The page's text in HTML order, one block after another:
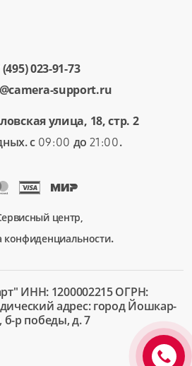
(495) 023-91-73
support.ru
улица, 18, стр. 2
с 09:00 до 21:00.
центр,
конфиденциальности.
ИНН: 1200002215 ОГРН:
адрес: город Йошкар-
б-р победы, д. 7
+7 (495)
023-91-